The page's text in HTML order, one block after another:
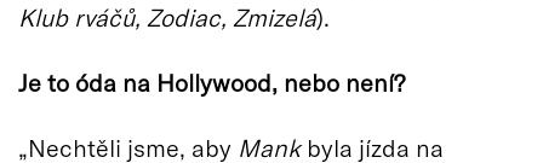
Klub rváčů, Zodiac, Zmizelá).
Je to óda na Hollywood, nebo není?
„Nechtěli jsme, aby Mankbyla jízda na